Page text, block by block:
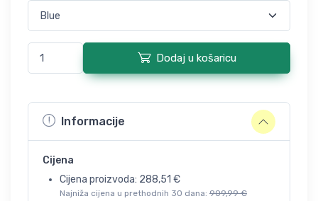
Dodaj u košaricu
Informacije
Cijena
Cijena proizvoda: 288,51 €
Najniža cijena u prethodnih 30 dana: 909,99 €